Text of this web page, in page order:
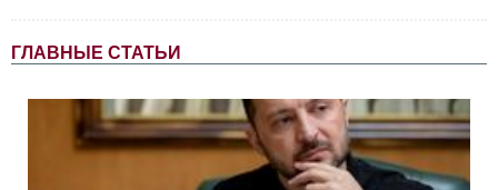
ГЛАВНЫЕ СТАТЬИ